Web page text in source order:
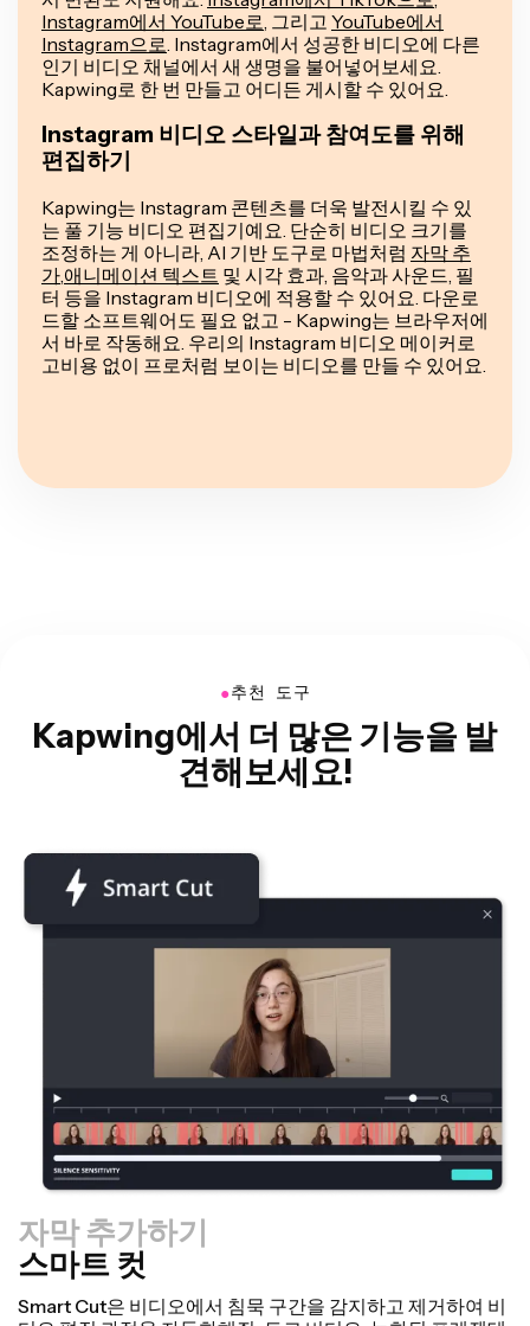
Instagram에서 YouTube로 , 그리고 YouTube에서
Instagram으로 . Instagram에서 성공한 비디오에 다른
인기 비디오 채널에서 새 생명을 불어넣어보세요.
Kapwing로 한 번 만들고 어디든 게시할 수 있어요.
Instagram 비디오 스타일과 참여도를 위해
편집하기
Kapwing는 Instagram 콘텐츠를 더욱 발전시킬 수 있
는 풀 기능 비디오 편집기예요. 단순히 비디오 크기를
조정하는 게 아니라, AI 기반 도구로 마법처럼 자막 추
가 애니메이션 텍스트 및 시각 효과, 음악과 사운드, 필
터 등을 Instagram 비디오에 적용할 수 있어요. 다운로
드할 소프트웨어도 필요 없고 - Kapwing는 브라우저에
서 바로 작동해요. 우리의 Instagram 비디오 메이커로
고비용 없이 프로처럼 보이는 비디오를 만들 수 있어요.
●추천 도구
Kapwing에서 더 많은 기능을 발
견해보세요!
자막 추가하기
스마트 컷
크기 조절기